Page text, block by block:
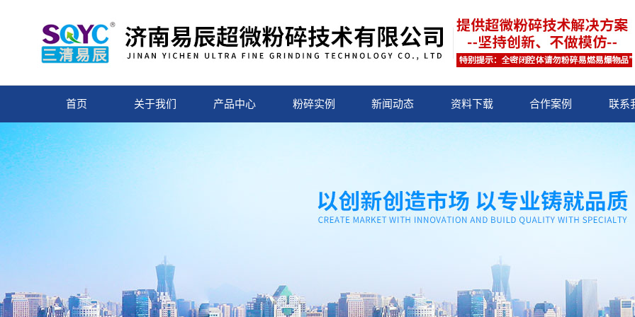
首页 关于我们 产品中心 粉碎实例 新闻动态 资料下载 合作案例 联系